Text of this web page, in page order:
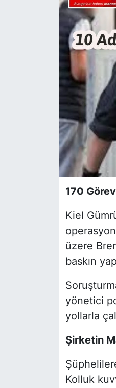
170
Kiel
üzere
baskın
yönetici
yollarla
Şirketin
Kolluk